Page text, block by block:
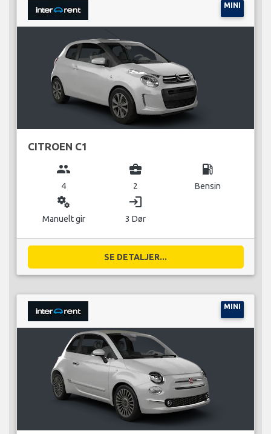
MINI
CITROEN C1
group
4
business_center
2
local_gas_station
Bensin
miscellaneous_services
Manuelt gir
login
3 Dør
SE DETALJER...
MINI